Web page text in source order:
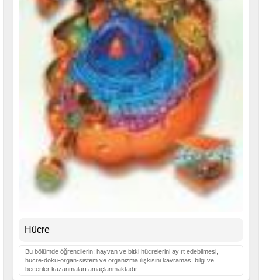
Hücre
Bu bölümde öğrencilerin; hayvan ve bitki hücrelerini ayırt edebilmesi,
hücre-doku-organ-sistem ve organizma ilişkisini kavraması bilgi ve
beceriler kazanmaları amaçlanmaktadır.